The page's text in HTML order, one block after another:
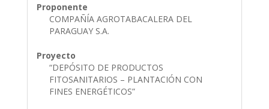
Proponente
COMPAÑÍA AGROTABACALERA DEL
PARAGUAY S.A.
Proyecto
“DEPÓSITO DE PRODUCTOS
FITOSANITARIOS – PLANTACIÓN CON
FINES ENERGÉTICOS”